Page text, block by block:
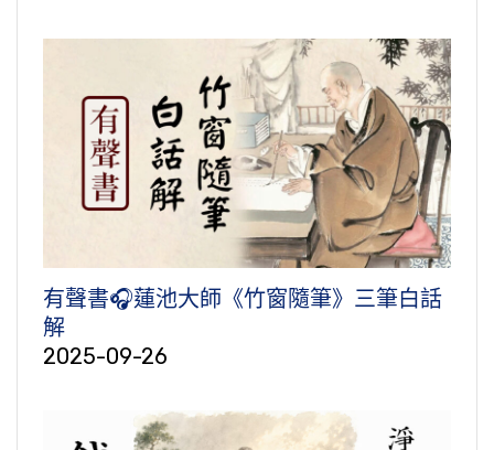
有聲書🎧蓮池大師《竹窗隨筆》三筆白話
解
2025-09-26